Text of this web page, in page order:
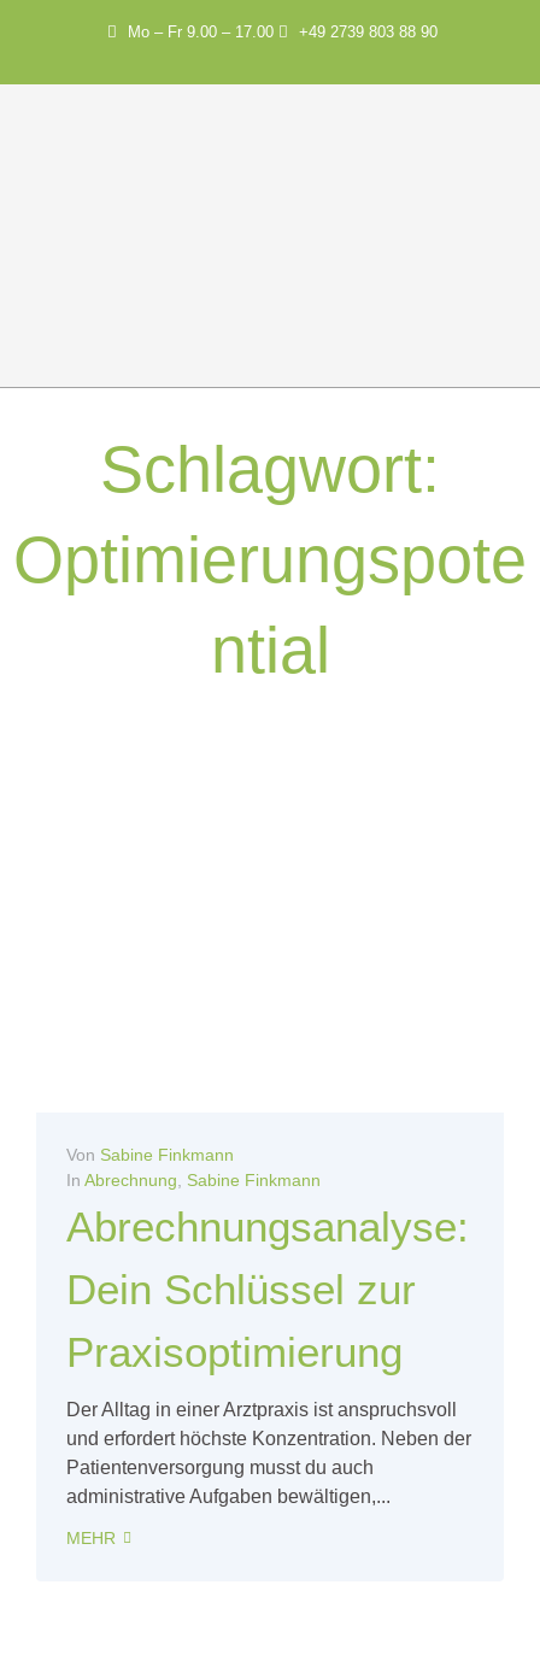
Mo – Fr 9.00 – 17.00 +49 2739 803 88 90
Schlagwort:
Optimierungspote
ntial
Von Sabine Finkmann
In Abrechnung Sabine Finkmann
Abrechnungsanalyse:
Dein Schlüssel zur
Praxisoptimierung
Der Alltag in einer Arztpraxis ist anspruchsvoll
und erfordert höchste Konzentration. Neben der
Patientenversorgung musst du auch
administrative Aufgaben bewältigen,...
MEHR